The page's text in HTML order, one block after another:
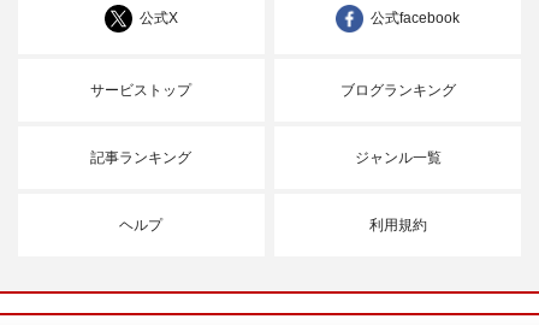
公式X 公式facebook
サービストップ ブログランキング
記事ランキング ジャンル一覧
ヘルプ 利用規約